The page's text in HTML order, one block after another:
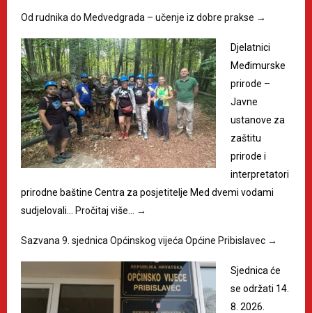
Od rudnika do Medvedgrada – učenje iz dobre prakse →
Djelatnici
Međimurske
prirode –
Javne
ustanove za
zaštitu
prirode i
interpretatori
prirodne baštine Centra za posjetitelje Med dvemi vodami
sudjelovali…
Pročitaj više… →
Sazvana 9. sjednica Općinskog vijeća Općine Pribislavec →
Sjednica će
se održati 14.
8. 2026.